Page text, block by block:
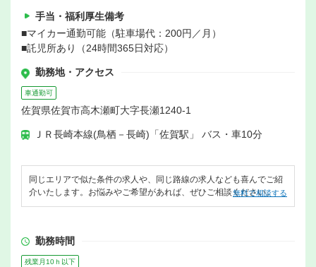
手当・福利厚生備考
■マイカー通勤可能（駐車場代：200円／月）
■託児所あり（24時間365日対応）
勤務地・アクセス
車通勤可
佐賀県佐賀市高木瀬町大字長瀬1240-1
ＪＲ長崎本線(鳥栖－長崎)「佐賀駅」 バス・車10分
同じエリアで似た条件の求人や、同じ路線の求人なども喜んでご紹
介いたします。お悩みやご希望があれば、ぜひご相談ください。
無料で相談する
勤務時間
残業月10ｈ以下